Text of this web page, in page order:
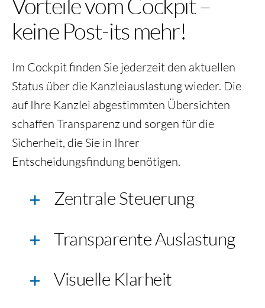
Vorteile vom Cockpit –
keine Post-its mehr!
Im Cockpit finden Sie jederzeit den aktuellen
Status über die Kanzleiauslastung wieder. Die
auf Ihre Kanzlei abgestimmten Übersichten
schaffen Transparenz und sorgen für die
Sicherheit, die Sie in Ihrer
Entscheidungsfindung benötigen.
Zentrale Steuerung
Transparente Auslastung
Visuelle Klarheit